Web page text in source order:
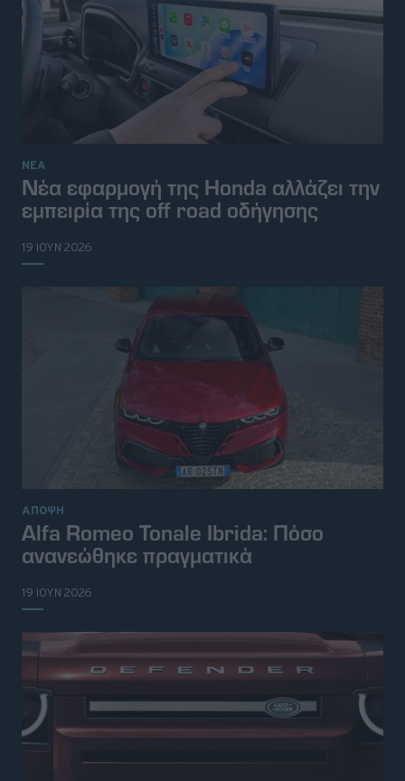
ΝΕΑ
Νέα εφαρμογή της Honda αλλάζει την
εμπειρία της off road οδήγησης
19 ΙΟΥΝ 2026
ΑΠΟΨΗ
Alfa Romeo Tonale Ibrida: Πόσο
ανανεώθηκε πραγματικά
19 ΙΟΥΝ 2026